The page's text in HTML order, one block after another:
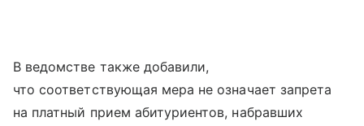
В ведомстве также добавили,
что соответствующая мера не означает запрета
на платный прием абитуриентов, набравших